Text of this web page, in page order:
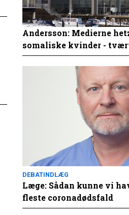
Andersson: Medierne
somaliske kvinder -
DEBATINDLÆG
Læge: Sådan kunne vi
fleste coronadødsfald